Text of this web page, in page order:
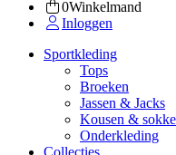
0Winkelmand
Inloggen
Sportkleding
Tops
Broeken
Jassen & Jacks
Kousen &
Onderkleding
Collecties